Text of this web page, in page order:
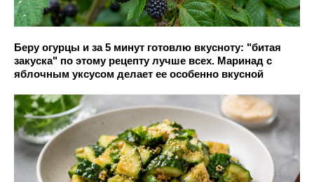
Беру огурцы и за 5 минут готовлю вкусноту: "битая
закуска" по этому рецепту лучше всех. Маринад с
яблочным уксусом делает ее особенно вкусной